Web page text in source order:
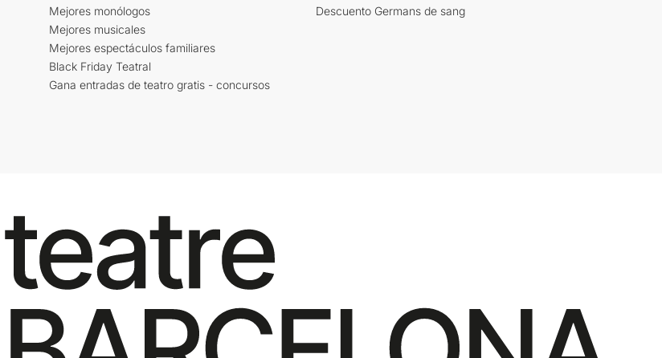
Mejores monólogos
Mejores musicales
Mejores espectáculos familiares
Black Friday Teatral
Gana entradas de teatro gratis - concursos
Descuento Germans de sang